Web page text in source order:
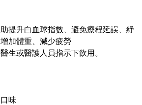
提升白血球指數、避免療程延誤、紓
加體重、減少疲勞
生或醫護人員指示下飲用。
味